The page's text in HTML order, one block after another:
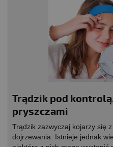
Trądzik pod
pryszczami
Trądzik zazwyczaj kojarzy się
dojrzewania. Istnieje jednak